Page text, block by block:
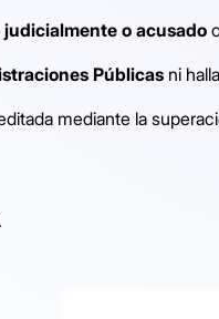
o acusado
Públicas ni
mediante la